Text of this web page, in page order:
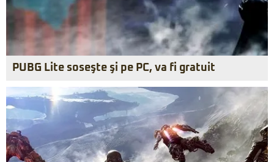
PUBG Lite soseşte şi pe PC, va fi gratuit